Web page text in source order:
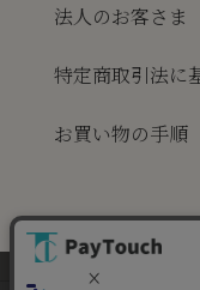
法人のお客さま
特定商取引法に
お買い物の手順
当ウェブサイトでは、